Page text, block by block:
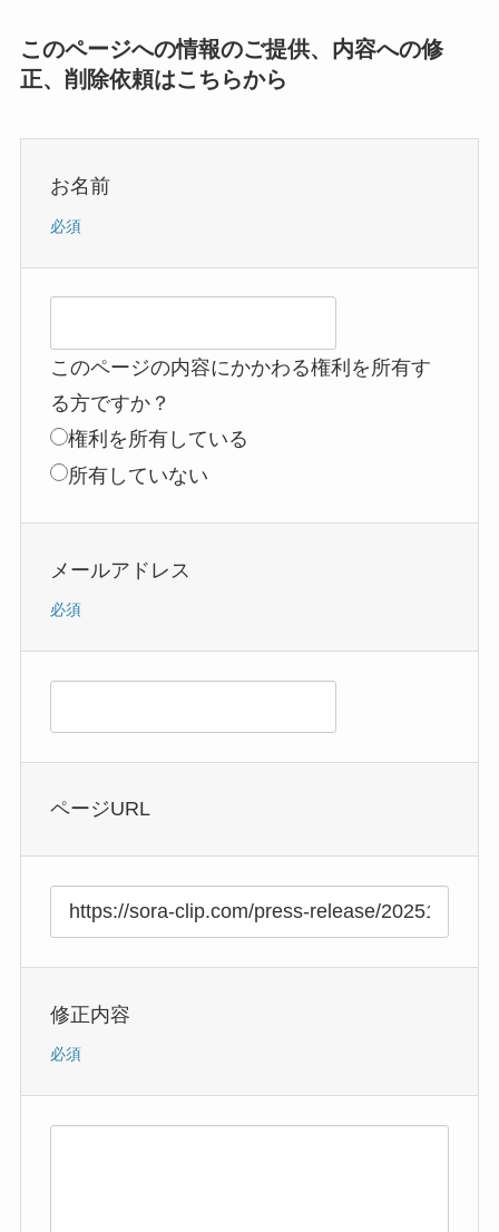
このページへの情報のご提供、内容への修
正、削除依頼はこちらから
お名前
必須
このページの内容にかかわる権利を所有す
る方ですか？
権利を所有している
所有していない
メールアドレス
必須
ページURL
修正内容
必須